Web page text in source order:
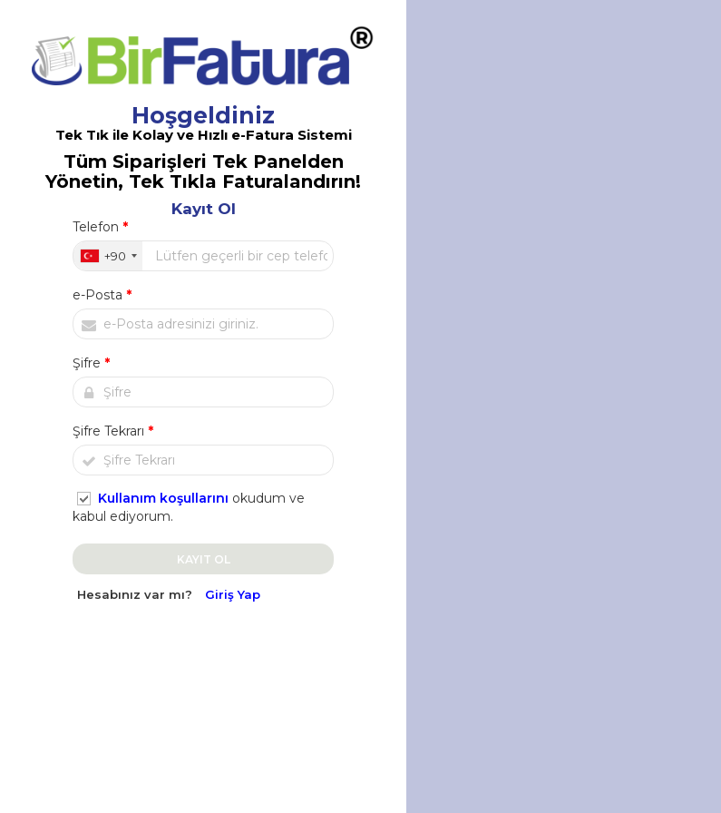
Hoşgeldiniz
Tek Tık ile Kolay ve Hızlı e-Fatura Sistemi
Tüm Siparişleri Tek Panelden
Yönetin, Tek Tıkla Faturalandırın!
Kayıt Ol
Telefon *
+90
e-Posta *
Şifre *
Şifre Tekrarı *
Kullanım koşullarını okudum ve
kabul ediyorum.
KAYIT OL
Hesabınız var mı? Giriş Yap